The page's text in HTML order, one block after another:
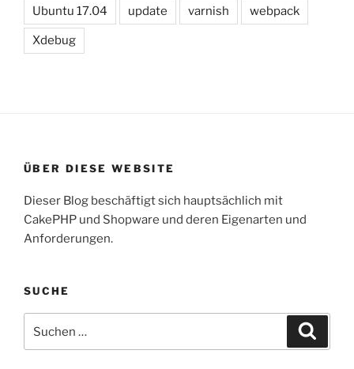
Ubuntu 17.04 update varnish webpack
Xdebug
ÜBER DIESE WEBSITE
Dieser Blog beschäftigt sich hauptsächlich mit
CakePHP und Shopware und deren Eigenarten und
Anforderungen.
SUCHE
nach: